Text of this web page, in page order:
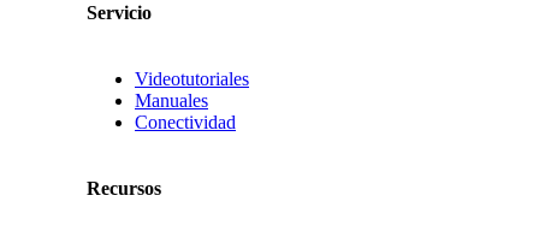
Servicio
Videotutoriales
Manuales
Conectividad
Recursos